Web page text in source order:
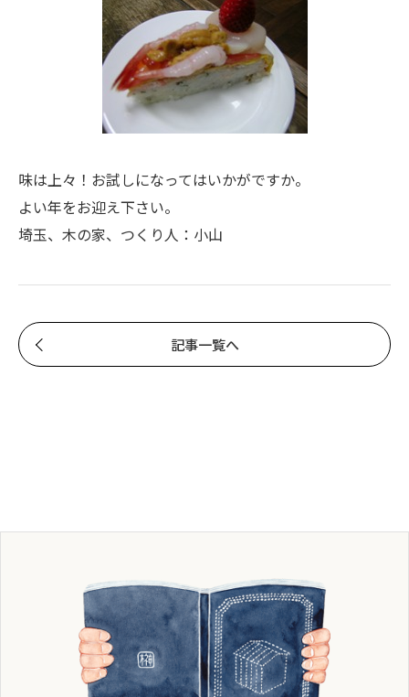
味は上々！お試しになってはいかがですか。
よい年をお迎え下さい。
埼玉、木の家、つくり人：小山
記事一覧へ